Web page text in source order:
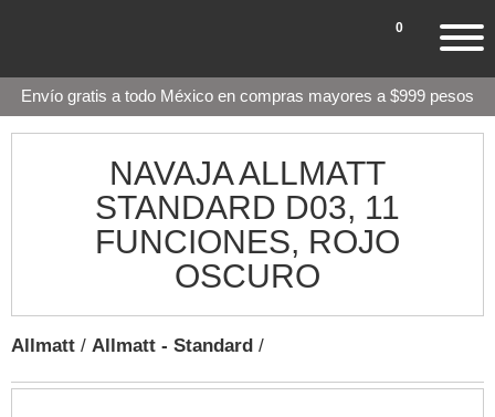
0
Envío gratis a todo México en compras mayores a $999 pesos
NAVAJA ALLMATT
STANDARD D03, 11
FUNCIONES, ROJO
OSCURO
Allmatt / Allmatt - Standard /